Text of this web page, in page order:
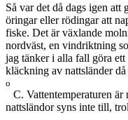
Så var det då dags igen
öringar eller rödingar att
fiske. Det är växlande
nordväst, en vindriktning
jag tänker i alla fall göra
kläckning av nattsländer
o
C. Vattentemperaturen är
nattsländor syns inte till,